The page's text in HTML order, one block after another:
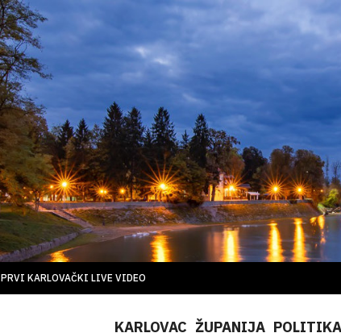
PRVI KARLOVAČKI LIVE VIDEO
KARLOVAC ŽUPANIJA POLITIKA